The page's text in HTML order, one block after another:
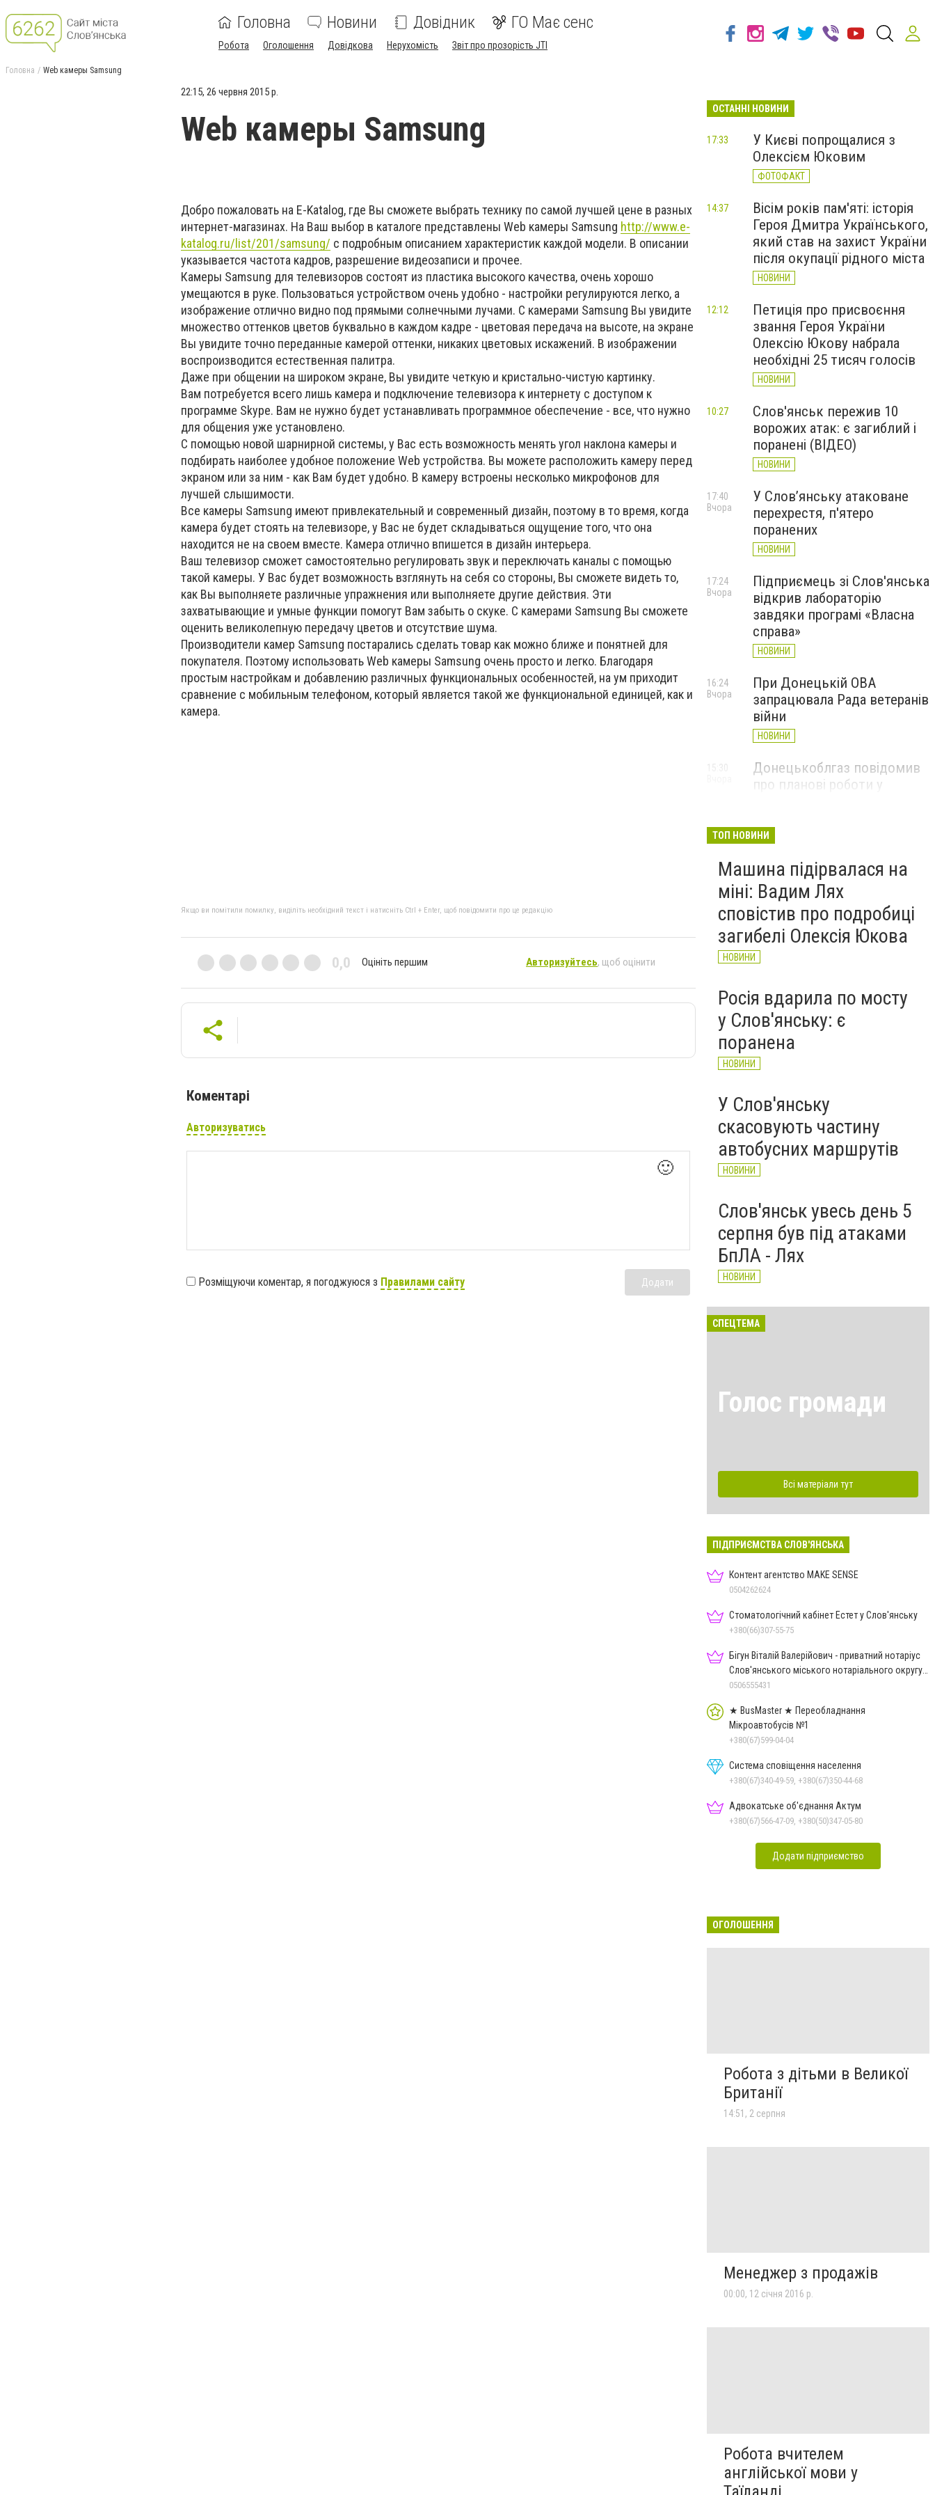
Головна Новини Довідник ГО Має сенс
Робота Оголошення Довідкова Нерухомість Звіт про прозорість JTI
Головна Web камеры Samsung
22:15, 26 червня 2015 р.
Web камеры Samsung
Добро пожаловать на E-Katalog, где Вы сможете выбрать технику по самой лучшей цене в разных
интернет-магазинах. На Ваш выбор в каталоге представлены Web камеры Samsung http://www.e-
katalog.ru/list/201/samsung/ с подробным описанием характеристик каждой модели. В описании
указывается частота кадров, разрешение видеозаписи и прочее.
Камеры Samsung для телевизоров состоят из пластика высокого качества, очень хорошо
умещаются в руке. Пользоваться устройством очень удобно - настройки регулируются легко, а
изображение отлично видно под прямыми солнечными лучами. С камерами Samsung Вы увидите
множество оттенков цветов буквально в каждом кадре - цветовая передача на высоте, на экране
Вы увидите точно переданные камерой оттенки, никаких цветовых искажений. В изображении
воспроизводится естественная палитра.
Даже при общении на широком экране, Вы увидите четкую и кристально-чистую картинку.
Вам потребуется всего лишь камера и подключение телевизора к интернету с доступом к
программе Skype. Вам не нужно будет устанавливать программное обеспечение - все, что нужно
для общения уже установлено.
C помощью новой шарнирной системы, у Вас есть возможность менять угол наклона камеры и
подбирать наиболее удобное положение Web устройства. Вы можете расположить камеру перед
экраном или за ним - как Вам будет удобно. В камеру встроены несколько микрофонов для
лучшей слышимости.
Все камеры Samsung имеют привлекательный и современный дизайн, поэтому в то время, когда
камера будет стоять на телевизоре, у Вас не будет складываться ощущение того, что она
находится не на своем вместе. Камера отлично впишется в дизайн интерьера.
Ваш телевизор сможет самостоятельно регулировать звук и переключать каналы с помощью
такой камеры. У Вас будет возможность взглянуть на себя со стороны, Вы сможете видеть то,
как Вы выполняете различные упражнения или выполняете другие действия. Эти
захватывающие и умные функции помогут Вам забыть о скуке. С камерами Samsung Вы сможете
оценить великолепную передачу цветов и отсутствие шума.
Производители камер Samsung постарались сделать товар как можно ближе и понятней для
покупателя. Поэтому использовать Web камеры Samsung очень просто и легко. Благодаря
простым настройкам и добавлению различных функциональных особенностей, на ум приходит
сравнение с мобильным телефоном, который является такой же функциональной единицей, как и
камера.
Якщо ви помітили помилку, виділіть необхідний текст і натисніть Ctrl + Enter, щоб повідомити про це редакцію
0,0 Оцініть першим Авторизуйтесь, щоб оцінити
Коментарі
Авторизуватись
🙂
Розміщуючи коментар, я погоджуюся з Правилами сайту Додати
ОСТАННІ НОВИНИ
У Києві попрощалися з
Олексієм Юковим
ФОТОФАКТ
17:33
Вісім років пам'яті: історія
Героя Дмитра Українського,
який став на захист України
після окупації рідного міста
НОВИНИ
14:37
Петиція про присвоєння
звання Героя України
Олексію Юкову набрала
необхідні 25 тисяч голосів
НОВИНИ
12:12
Слов'янськ пережив 10
ворожих атак: є загиблий і
поранені (ВІДЕО)
НОВИНИ
10:27
У Слов’янську атаковане
перехрестя, п'ятеро
поранених
НОВИНИ
17:40
Вчора
Підприємець зі Слов'янська
відкрив лабораторію
завдяки програмі «Власна
справа»
НОВИНИ
17:24
Вчора
При Донецькій ОВА
запрацювала Рада ветеранів
війни
НОВИНИ
16:24
Вчора
Донецькоблгаз повідомив
про планові роботи у
НОВИНИ
15:30
ТОП НОВИНИ
Машина підірвалася на
міні: Вадим Лях
сповістив про подробиці
загибелі Олексія Юкова
НОВИНИ
Росія вдарила по мосту
у Слов'янську: є
поранена
НОВИНИ
У Слов'янську
скасовують частину
автобусних маршрутів
НОВИНИ
Слов'янськ увесь день 5
серпня був під атаками
БпЛА - Лях
НОВИНИ
СПЕЦТЕМА
Голос громади
Всі матеріали тут
ПІДПРИЄМСТВА СЛОВ'ЯНСЬКА
Контент агентство MAKE SENSE
0504262624
Стоматологічний кабінет Естет у Слов'янську
+380(66)307-55-75
Бігун Віталій Валерійович - приватний нотаріус
Слов'янського міського нотаріального округу
Дон.обл.
0506555431
★ BusMaster ★ Переобладнання
Мікроавтобусів №1
+380(67)599-04-04
Система сповіщення населення
+380(67)340-49-59, +380(67)350-44-68
Адвокатське об'єднання Актум
+380(67)566-47-09, +380(50)347-05-80
Додати підприємство
ОГОЛОШЕННЯ
Робота з дітьми в Великої
Британії
14:51, 2 серпня
Менеджер з продажів
00:00, 12 січня 2016 р.
Робота вчителем
англійської мови у